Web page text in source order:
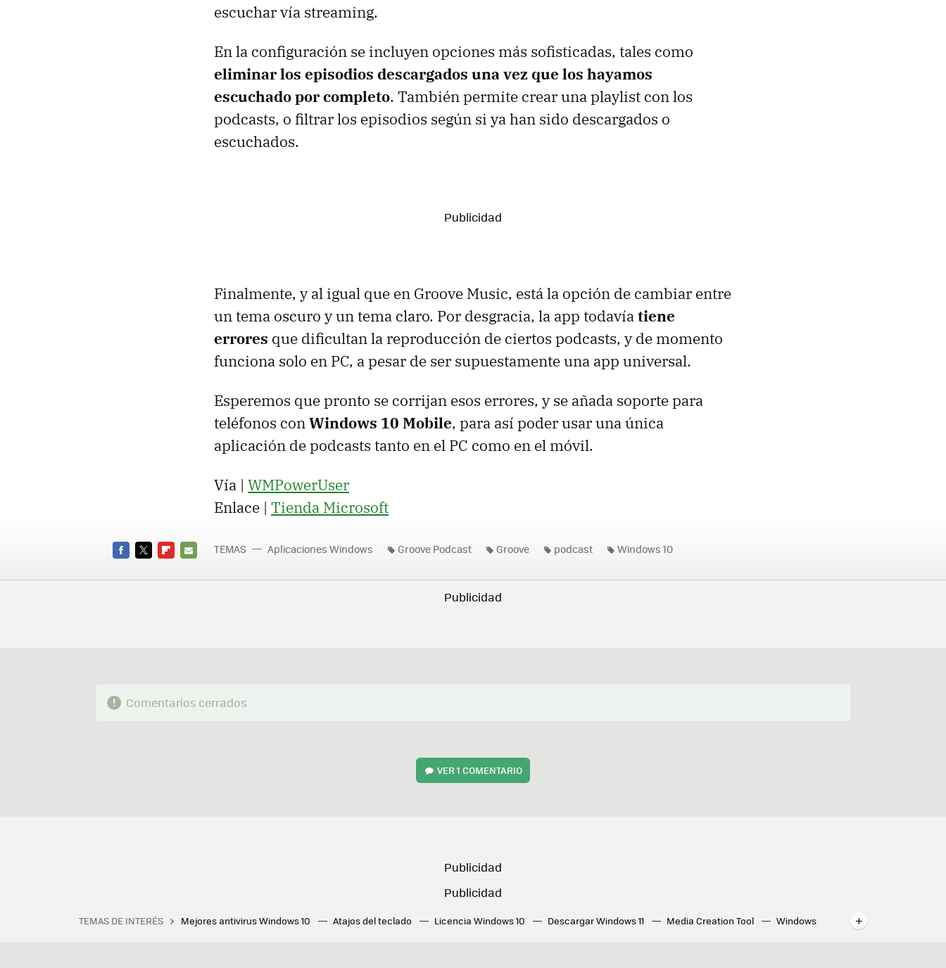
escuchar vía streaming.
En la configuración se incluyen opciones más sofisticadas, tales como
eliminar los episodios descargados una vez que los hayamos
escuchado por completo. También permite crear una playlist con los
podcasts, o filtrar los episodios según si ya han sido descargados o
escuchados.
Finalmente, y al igual que en Groove Music, está la opción de cambiar entre
un tema oscuro y un tema claro. Por desgracia, la app todavíatiene
errores que dificultan la reproducción de ciertos podcasts, y de momento
funciona solo en PC, a pesar de ser supuestamente una app universal.
Esperemos que pronto se corrijan esos errores, y se añada soporte para
teléfonos conWindows 10 Mobile, para así poder usar una única
aplicación de podcasts tanto en el PC como en el móvil.
Vía | WMPowerUser
Enlace | Tienda Microsoft
MAIL
TEMAS Aplicaciones Windows Groove Podcast Groove podcast Windows 10
Comentarios cerrados
VER1 COMENTARIO
TEMAS DE INTERÉS Mejores antivirus Windows 10 Atajos del teclado Licencia Windows 10 Descargar Windows 11 Media Creation Tool
Windows